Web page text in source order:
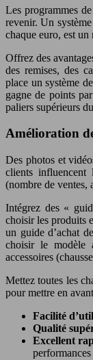
Les programmes
revenir. Un
chaque euro, est
Offrez des
des remises, des
place un système
gagne de points
paliers supérieurs
Amélioration
Des photos et
clients influencent
(nombre de ventes,
Intégrez des «
choisir les produits
un guide d’achat
choisir le modèle
accessoires
Mettez toutes les
pour mettre en
Facilité
Qualité
Excellent